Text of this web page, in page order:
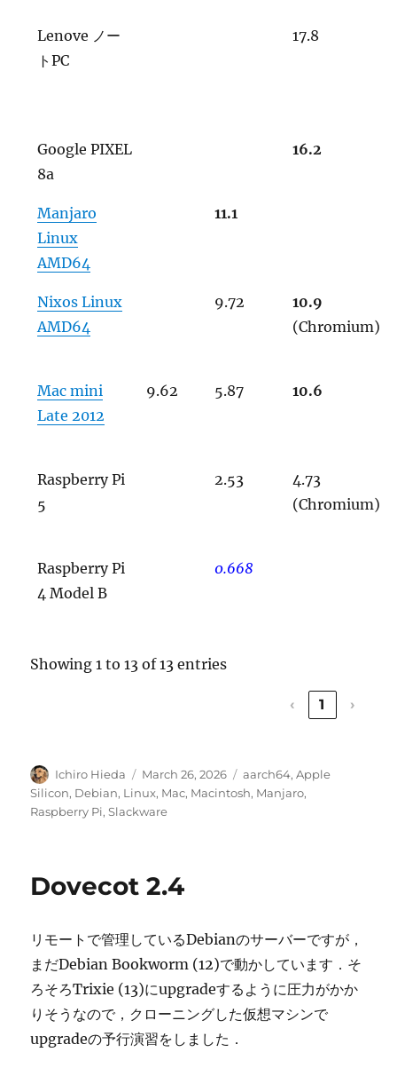
Lenove ノー
トPC
17.8
Google PIXEL
8a
16.2
Manjaro
Linux
AMD64
11.1
Nixos Linux
AMD64
9.72
10.9
(Chromium)
Mac mini
Late 2012
9.62 5.87 10.6
Raspberry Pi
5
2.53
4.73
(Chromium)
Raspberry Pi
4 Model B
0.668
Showing 1 to 13 of 13 entries
‹ 1 ›
Author
Ichiro Hieda
Posted
on
March 26, 2026 Categories
aarch64,Apple
Silicon, Debian, Linux, Mac, Macintosh, Manjaro,
Raspberry Pi,Slackware
Dovecot 2.4
リモートで管理しているDebianのサーバーですが，
まだDebian Bookworm (12)で動かしています．そ
ろそろTrixie (13)にupgradeするように圧力がかか
りそうなので，クローニングした仮想マシンで
upgradeの予行演習をしました．